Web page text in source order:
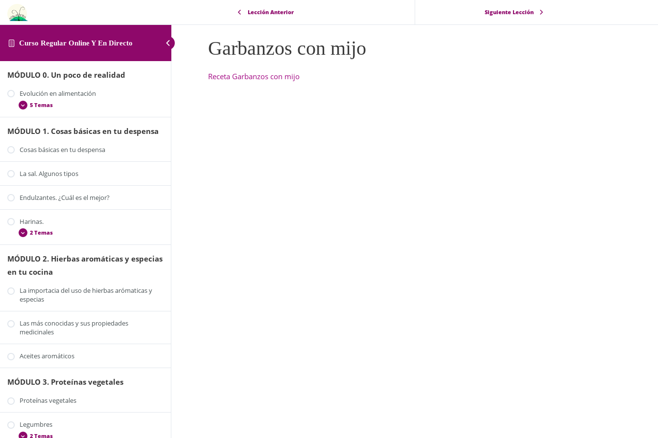
Curso Regular Online Y En Directo
MÓDULO 0. Un poco de realidad
Evolución en alimentación
5 Temas
La alimentación en la actualidad
Alimentos ecológicos y de comercio justo
Alimentos de temporada
¿Y yo, qué puedo hacer por mi alimentación?
MÓDULO 1. Cosas básicas en tu despensa
Cosas básicas en tu despensa
La sal. Algunos tipos
Endulzantes. ¿Cuál es el mejor?
Harinas.
2 Temas
Harina de garbanzos
Harina de algarroba
MÓDULO 2. Hierbas aromáticas y especias
en tu cocina
La importacia del uso de hierbas arómaticas y
especias
Las más conocidas y sus propiedades
medicinales
Aceites aromáticos
MÓDULO 3. Proteínas vegetales
Proteínas vegetales
Legumbres
2 Temas
Lección Anterior Siguiente Lección
Garbanzos con mijo
Receta Garbanzos con mijo